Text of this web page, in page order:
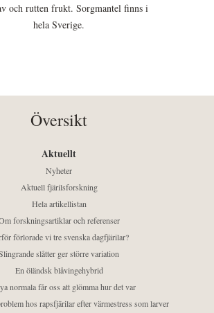
och rutten frukt. Sorgmantel finns i
hela Sverige.
Översikt
Aktuellt
Nyheter
Aktuell fjärilsforskning
Hela artikellistan
forskningsartiklar och referenser
förlorade vi tre svenska dagfjärilar?
slåtter ger större variation
En öländsk blåvingehybrid
normala får oss att glömma hur det var
hos rapsfjärilar efter värmestress som larver